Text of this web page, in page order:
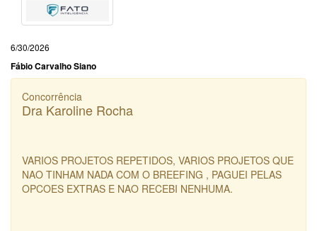
6/30/2026
Fábio Carvalho Siano
Concorrência
Dra Karoline Rocha
VARIOS PROJETOS REPETIDOS, VARIOS PROJETOS QUE
NAO TINHAM NADA COM O BREEFING , PAGUEI PELAS
OPCOES EXTRAS E NAO RECEBI NENHUMA.